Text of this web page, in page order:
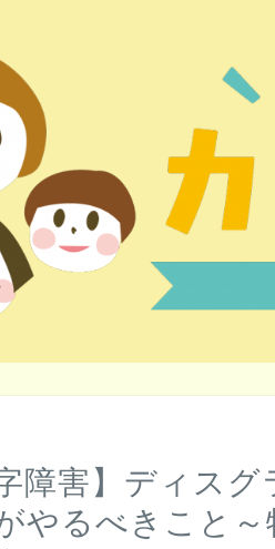
字障害】ディス
やるべきこと